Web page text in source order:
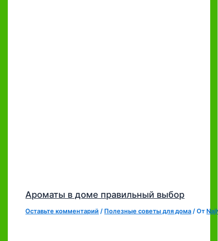
Ароматы в доме правильный выбор
Оставьте комментарий / Полезные советы для дома / От